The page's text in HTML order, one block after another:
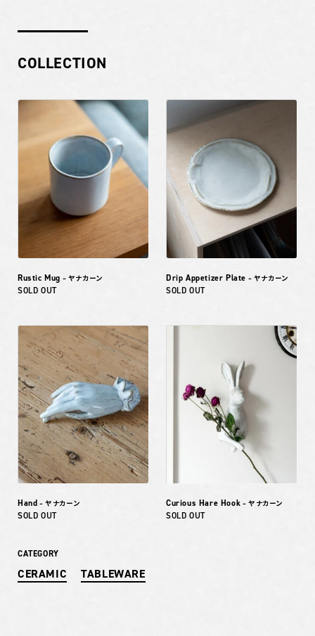
COLLECTION
Rustic Mug – ヤナカーン
SOLD OUT
Drip Appetizer Plate – ヤナカーン
SOLD OUT
Hand – ヤナカーン
SOLD OUT
Curious Hare Hook – ヤナカーン
SOLD OUT
CATEGORY
CERAMIC TABLEWARE